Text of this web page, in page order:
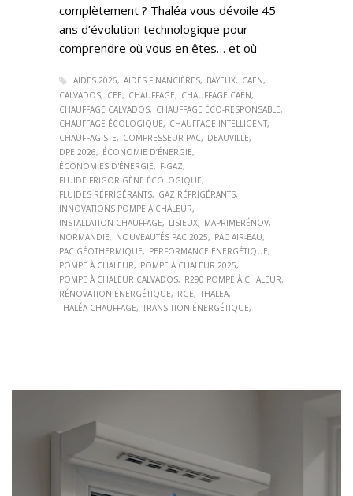
complètement ? Thaléa vous dévoile 45
ans d’évolution technologique pour
comprendre où vous en êtes… et où
AIDES 2026 AIDES FINANCIÈRES BAYEUX
CAEN
CALVADOS
CEE CHAUFFAGE
CHAUFFAGE CAEN
CHAUFFAGE CALVADOS
CHAUFFAGE ÉCO-RESPONSABLE
CHAUFFAGE ÉCOLOGIQUE
CHAUFFAGE INTELLIGENT
CHAUFFAGISTE
COMPRESSEUR PAC
DEAUVILLE
DPE 2026
ÉCONOMIE D’ÉNERGIE
ÉCONOMIES D'ÉNERGIE
F-GAZ
FLUIDE FRIGORIGÈNE ÉCOLOGIQUE
FLUIDES RÉFRIGÉRANTS
GAZ RÉFRIGÉRANTS
INNOVATIONS POMPE À CHALEUR
INSTALLATION CHAUFFAGE
LISIEUX
MAPRIMERÉNOV
NORMANDIE
NOUVEAUTÉS PAC 2025
PAC AIR-EAU
PAC GÉOTHERMIQUE
PERFORMANCE ÉNERGÉTIQUE
POMPE À CHALEUR
POMPE À CHALEUR 2025
POMPE À CHALEUR CALVADOS
R290 POMPE À CHALEUR
RÉNOVATION ÉNERGÉTIQUE
RGE
THALEA
THALÉA CHAUFFAGE
TRANSITION ÉNERGÉTIQUE